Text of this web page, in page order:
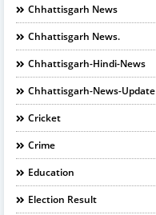
Chhattisgarh News
Chhattisgarh News.
Chhattisgarh-Hindi-News
Chhattisgarh-News-Update
Cricket
Crime
Education
Election Result